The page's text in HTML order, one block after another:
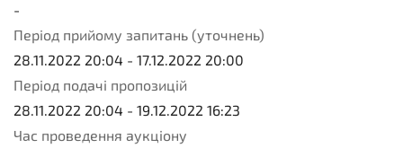
-
Період прийому запитань (уточнень)
28.11.2022 20:04 - 17.12.2022 20:00
Період подачі пропозицій
28.11.2022 20:04 - 19.12.2022 16:23
Час проведення аукціону